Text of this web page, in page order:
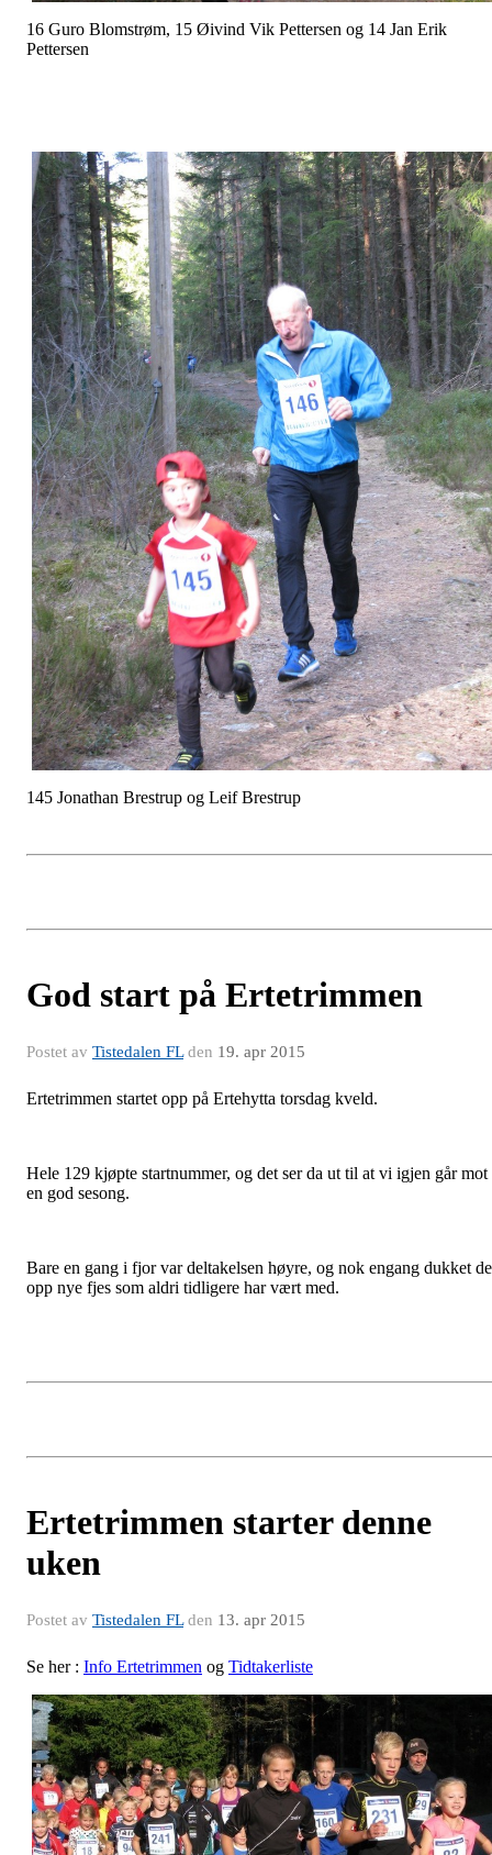
16 Guro Blomstrøm, 15 Øivind Vik Pettersen og 14 Jan Erik
Pettersen
145 Jonathan Brestrup og Leif Brestrup
God start på Ertetrimmen
Postet av Tistedalen FLden 19. apr 2015
Ertetrimmen startet opp på Ertehytta torsdag kveld.
Hele 129 kjøpte startnummer, og det ser da ut til at vi igjen går mot
en god sesong.
Bare en gang i fjor var deltakelsen høyre, og nok engang dukket
opp nye fjes som aldri tidligere har vært med.
Ertetrimmen starter denne
uken
Postet av Tistedalen FLden 13. apr 2015
Se her : Info Ertetrimmen og Tidtakerliste